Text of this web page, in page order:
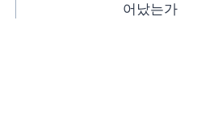
어났는가